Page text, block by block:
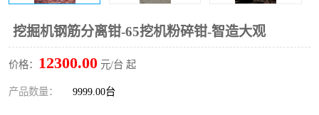
挖掘机钢筋分离钳-65挖机粉碎钳-智造大观
价格： 12300.00 元/台 起
产品数量： 9999.00台
挖树机 拓荒机
滚筒筛
挖掘机破碎斗